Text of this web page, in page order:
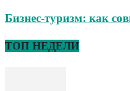
Бизнес-туризм: как
ТОП НЕДЕЛИ